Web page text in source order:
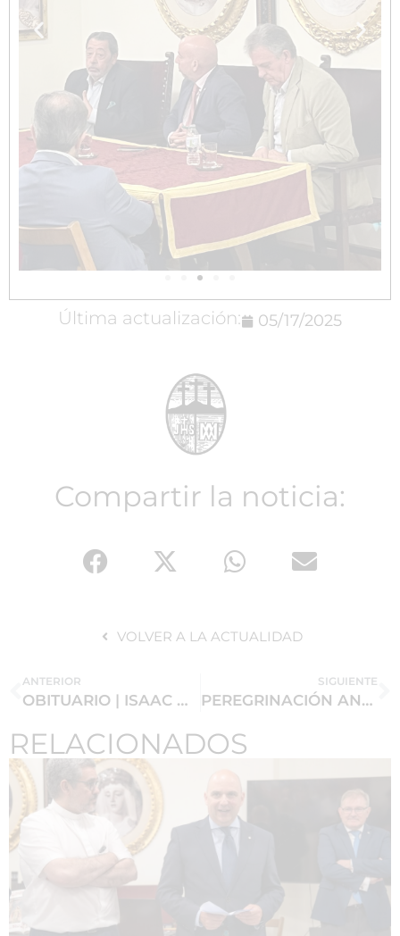
Última actualización: 05/17/2025
Compartir la noticia:
VOLVER A LA ACTUALIDAD
ANTERIOR
OBITUARIO | ISAAC MATEOS RÍOS
SIGUIENTE
PEREGRINACIÓN ANTE NUESTRA SEÑORA DE LA ESPERANZA
RELACIONADOS